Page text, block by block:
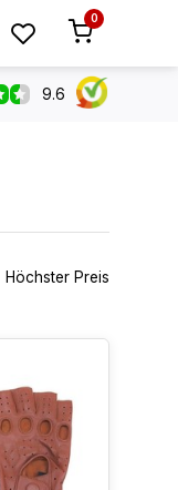
0
AB 150 €
9.6
Höchster Preis